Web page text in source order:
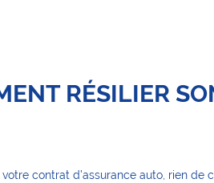
RÉSILIER
votre contrat d’assurance auto, rien de